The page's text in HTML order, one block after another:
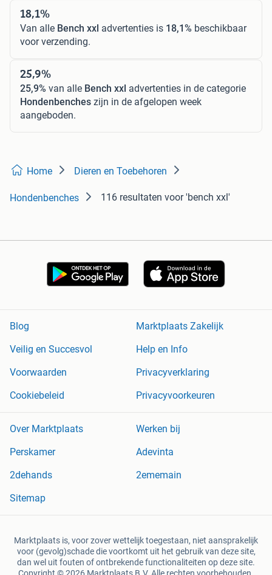
18,1%
Van alle Bench xxl advertenties is 18,1% beschikbaar
voor verzending.
25,9%
25,9% van alle Bench xxl advertenties in de categorie
Hondenbenches zijn in de afgelopen week
aangeboden.
Home Dieren en Toebehoren
Hondenbenches 116 resultaten voor 'bench xxl'
Blog
Marktplaats Zakelijk
Veilig en Succesvol
Help en Info
Voorwaarden
Privacyverklaring
Cookiebeleid
Privacyvoorkeuren
Over Marktplaats
Werken bij
Perskamer
Adevinta
2dehands
2ememain
Sitemap
Marktplaats is, voor zover wettelijk toegestaan, niet aansprakelijk
voor (gevolg)schade die voortkomt uit het gebruik van deze site,
dan wel uit fouten of ontbrekende functionaliteiten op deze site.